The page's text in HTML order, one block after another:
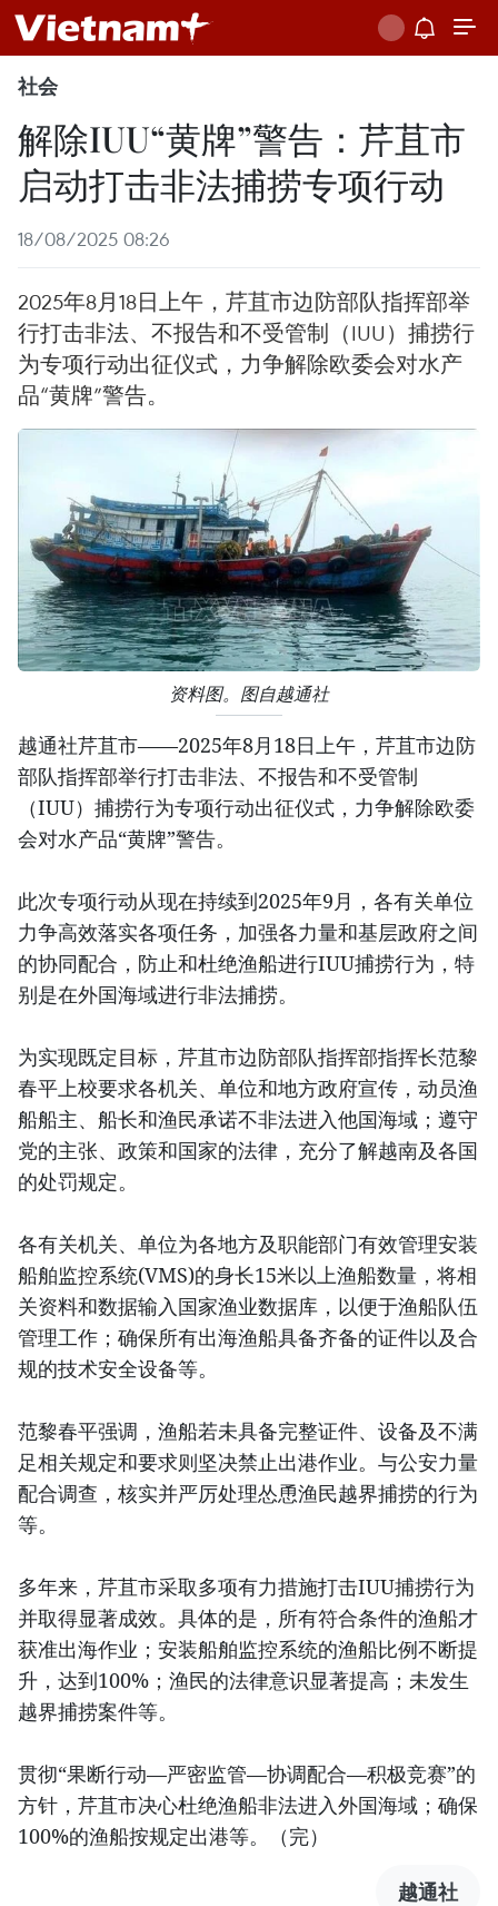
社会
解除IUU“黄牌”警告：芹苴市
启动打击非法捕捞专项行动
18/08/2025 08:26
2025年8月18日上午，芹苴市边防部队指挥部举
行打击非法、不报告和不受管制（IUU）捕捞行
为专项行动出征仪式，力争解除欧委会对水产
品“黄牌”警告。
资料图。图自越通社
越通社芹苴市——2025年8月18日上午，芹苴市边防
部队指挥部举行打击非法、不报告和不受管制
（IUU）捕捞行为专项行动出征仪式，力争解除欧委
会对水产品“黄牌”警告。
此次专项行动从现在持续到2025年9月，各有关单位
力争高效落实各项任务，加强各力量和基层政府之间
的协同配合，防止和杜绝渔船进行IUU捕捞行为，特
别是在外国海域进行非法捕捞。
为实现既定目标，芹苴市边防部队指挥部指挥长范黎
春平上校要求各机关、单位和地方政府宣传，动员渔
船船主、船长和渔民承诺不非法进入他国海域；遵守
党的主张、政策和国家的法律，充分了解越南及各国
的处罚规定。
各有关机关、单位为各地方及职能部门有效管理安装
船舶监控系统(VMS)的身长15米以上渔船数量，将相
关资料和数据输入国家渔业数据库，以便于渔船队伍
管理工作；确保所有出海渔船具备齐备的证件以及合
规的技术安全设备等。
范黎春平强调，渔船若未具备完整证件、设备及不满
足相关规定和要求则坚决禁止出港作业。与公安力量
配合调查，核实并严厉处理怂恿渔民越界捕捞的行为
等。
多年来，芹苴市采取多项有力措施打击IUU捕捞行为
并取得显著成效。具体的是，所有符合条件的渔船才
获准出海作业；安装船舶监控系统的渔船比例不断提
升，达到100%；渔民的法律意识显著提高；未发生
越界捕捞案件等。
贯彻“果断行动—严密监管—协调配合—积极竞赛”的
方针，芹苴市决心杜绝渔船非法进入外国海域；确保
100%的渔船按规定出港等。（完）
越通社